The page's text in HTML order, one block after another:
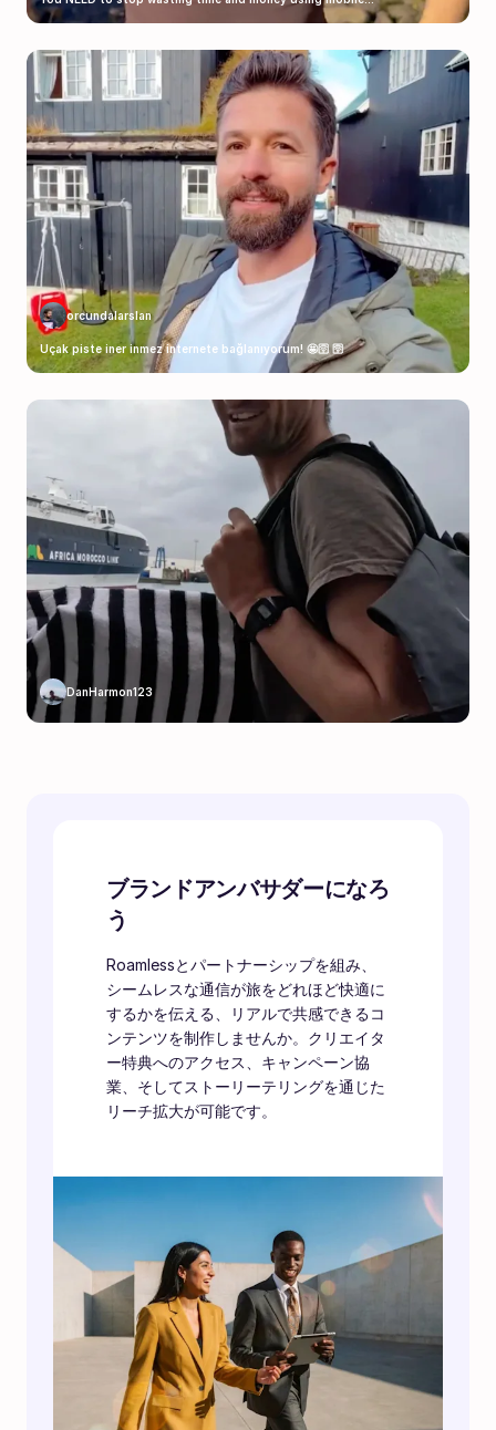
orcundalarslan
Uçak piste iner inmez internete bağlanıyorum! 🤩🛜 🛜
DanHarmon123
ブランドアンバサダーになろ
う
Roamlessとパートナーシップを組み、
シームレスな通信が旅をどれほど快適に
するかを伝える、リアルで共感できるコ
ンテンツを制作しませんか。クリエイタ
ー特典へのアクセス、キャンペーン協
業、そしてストーリーテリングを通じた
リーチ拡大が可能です。